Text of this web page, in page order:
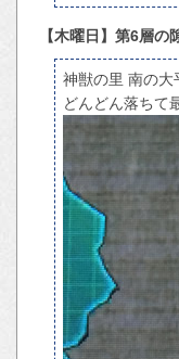
【木曜日】第6層
神獣の里 南の大
どんどん落ちて